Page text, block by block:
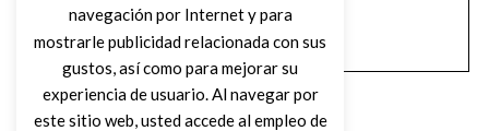
navegación por Internet y para
mostrarle publicidad relacionada con sus
gustos, así como para mejorar su
experiencia de usuario. Al navegar por
este sitio web, usted accede al empleo de